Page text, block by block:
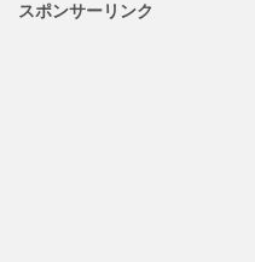
スポンサーリンク